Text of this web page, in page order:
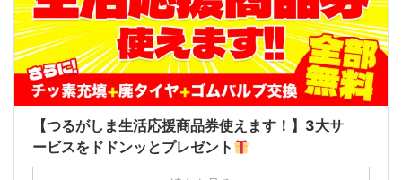
【つるがしま生活応援商品券使えます！】3大サ
ービスをドドンッとプレゼント